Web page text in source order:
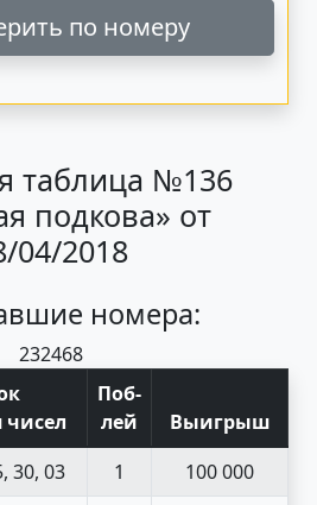
по номеру
таблица №136
подкова» от
04/2018
номера:
232468
Поб-
лей
Выигрыш
30, 03 1
100 000